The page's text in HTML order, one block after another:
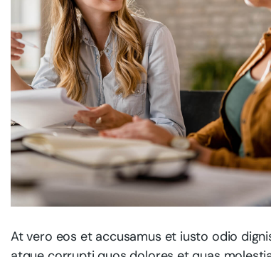
At vero eos et accusamus et iusto odio